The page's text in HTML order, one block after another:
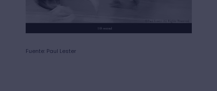
Fuente: Paul Lester